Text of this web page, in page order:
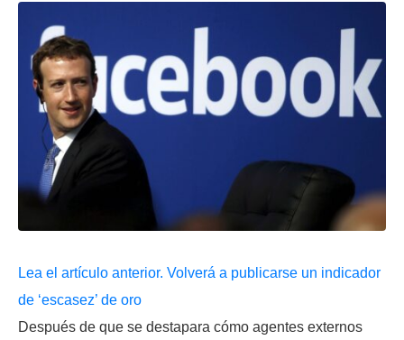
Lea el artículo anterior. Volverá a publicarse un indicador
de ‘escasez’ de oro
Después de que se destapara cómo agentes externos